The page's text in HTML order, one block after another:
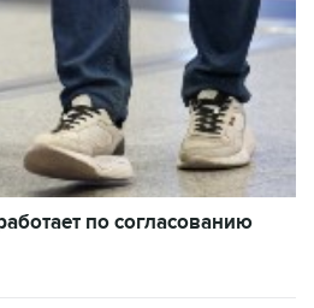
по согласованию